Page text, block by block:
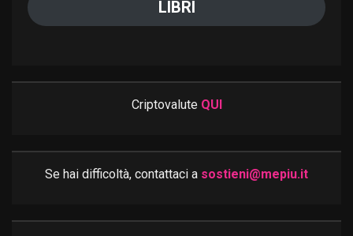
LIBRI
Criptovalute QUI
Se hai difficoltà, contattaci a sostieni@mepiu.it